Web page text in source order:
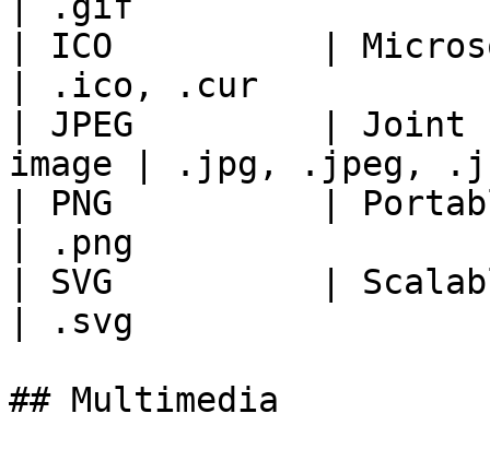
| ICO          |
| .ico, .cur
| JPEG         | Joint
image | .jpg, .jpeg,
| PNG          |
| .png
| SVG          |
| .svg
## Multimedia